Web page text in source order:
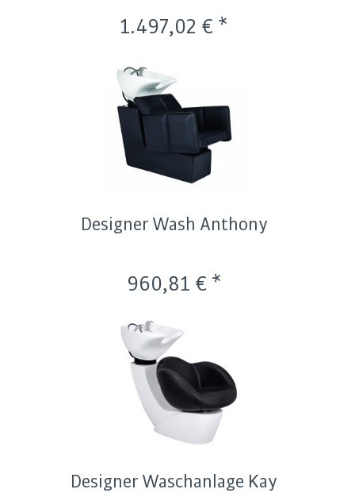
1.497,02 € *
Designer Wash Anthony
960,81 € *
Designer Waschanlage Kay